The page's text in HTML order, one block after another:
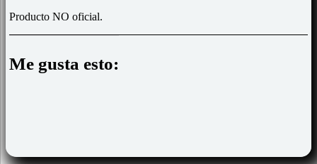
Producto NO oficial.
Me gusta esto: